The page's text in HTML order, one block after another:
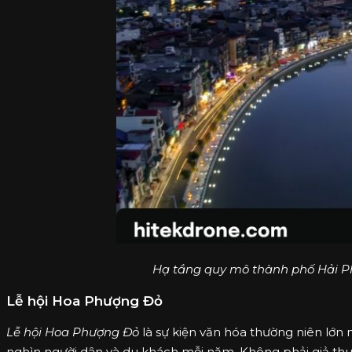
Hạ tầng quy mô thành phố Hải
Lễ hội Hoa Phượng Đỏ
Lễ hội Hoa Phượng Đỏ là sự kiện văn hóa thường niên